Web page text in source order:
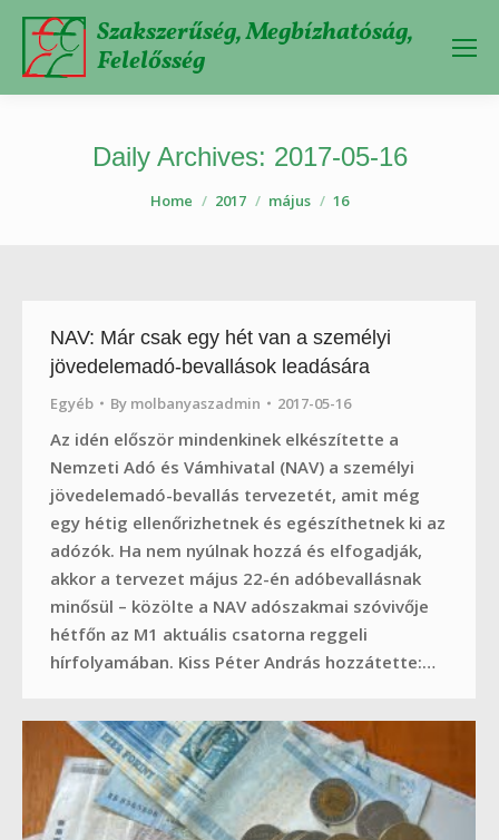
Szakszerűség, Megbízhatóság,
Felelősség
Daily Archives: 2017-05-16
Home 2017 május 16
NAV: Már csak egy hét van a személyi
jövedelemadó-bevallások leadására
Egyéb By molbanyaszadmin 2017-05-16
Az idén először mindenkinek elkészítette a
Nemzeti Adó és Vámhivatal (NAV) a személyi
jövedelemadó-bevallás tervezetét, amit még
egy hétig ellenőrizhetnek és egészíthetnek ki az
adózók. Ha nem nyúlnak hozzá és elfogadják,
akkor a tervezet május 22-én adóbevallásnak
minősül – közölte a NAV adószakmai szóvivője
hétfőn az M1 aktuális csatorna reggeli
hírfolyamában. Kiss Péter András hozzátette:…